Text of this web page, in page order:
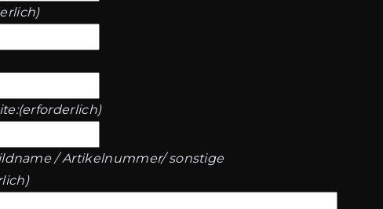
(erforderlich)
/ Artikelnummer/ sonstige